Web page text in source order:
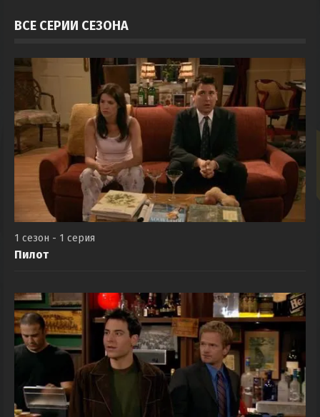
ВСЕ СЕРИИ СЕЗОНА
1 сезон - 1 серия
Пилот